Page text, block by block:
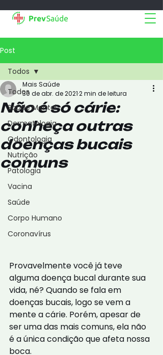
Post
Todos
Saúde Mental
Dermatologia
Odontologia
Nutrição
Patologia
Vacina
Saúde
Corpo Humano
Coronavírus
Todos
Não é só cárie:
conheça outras
doenças bucais
comuns
Mais Saúde
30 de abr. de 20212 min de leitura
Provavelmente você já teve
alguma doença bucal durante sua
vida, né? Quando se fala em
doenças bucais, logo se vem a
mente a cárie. Porém, apesar de
ser uma das mais comuns, ela não
é a única condição que afeta nossa
boca.